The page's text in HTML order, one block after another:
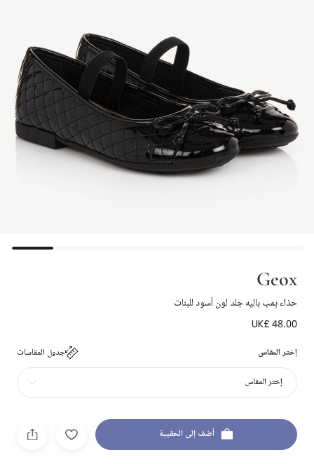
Geox
حذاء بمب باليه جلد لون أسود للبنات
UK£ 48.00
إختر المقاس جدول المقاسات
إختر المقاس
أضف إلى الحقيبة